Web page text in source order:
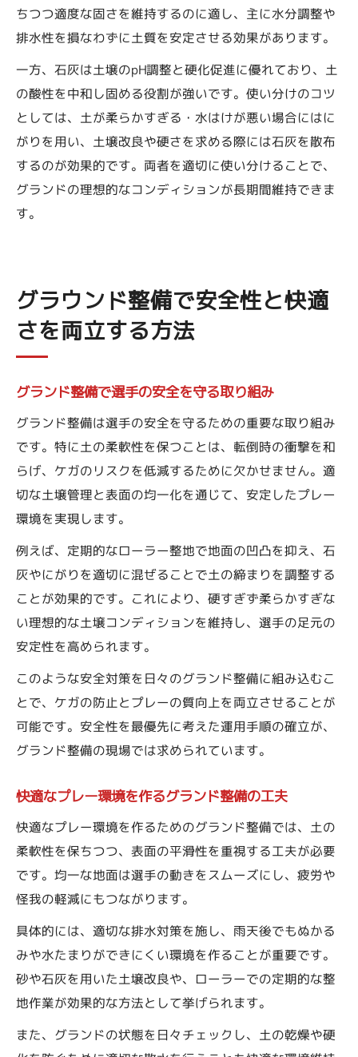
ちつつ適度な固さを維持するのに適し、主に水分調整や
排水性を損なわずに土質を安定させる効果があります。
一方、石灰は土壌のpH調整と硬化促進に優れており、土
の酸性を中和し固める役割が強いです。使い分けのコツ
としては、土が柔らかすぎる・水はけが悪い場合にはに
がりを用い、土壌改良や硬さを求める際には石灰を散布
するのが効果的です。両者を適切に使い分けることで、
グランドの理想的なコンディションが長期間維持できま
す。
グラウンド整備で安全性と快適
さを両立する方法
グランド整備で選手の安全を守る取り組み
グランド整備は選手の安全を守るための重要な取り組み
です。特に土の柔軟性を保つことは、転倒時の衝撃を和
らげ、ケガのリスクを低減するために欠かせません。適
切な土壌管理と表面の均一化を通じて、安定したプレー
環境を実現します。
例えば、定期的なローラー整地で地面の凹凸を抑え、石
灰やにがりを適切に混ぜることで土の締まりを調整する
ことが効果的です。これにより、硬すぎず柔らかすぎな
い理想的な土壌コンディションを維持し、選手の足元の
安定性を高められます。
このような安全対策を日々のグランド整備に組み込むこ
とで、ケガの防止とプレーの質向上を両立させることが
可能です。安全性を最優先に考えた運用手順の確立が、
グランド整備の現場では求められています。
快適なプレー環境を作るグランド整備の工夫
快適なプレー環境を作るためのグランド整備では、土の
柔軟性を保ちつつ、表面の平滑性を重視する工夫が必要
です。均一な地面は選手の動きをスムーズにし、疲労や
怪我の軽減にもつながります。
具体的には、適切な排水対策を施し、雨天後でもぬかる
みや水たまりができにくい環境を作ることが重要です。
砂や石灰を用いた土壌改良や、ローラーでの定期的な整
地作業が効果的な方法として挙げられます。
また、グランドの状態を日々チェックし、土の乾燥や硬